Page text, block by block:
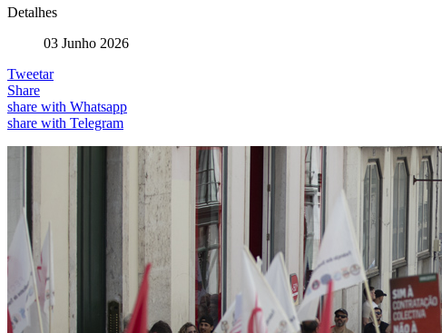
Detalhes
03 Junho 2026
Tweetar
Share
share with Whatsapp
share with Telegram